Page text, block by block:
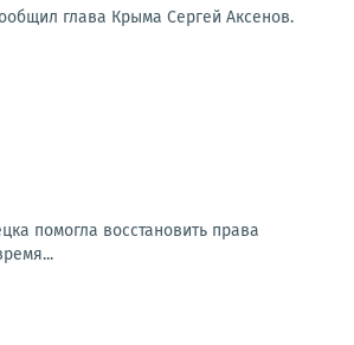
глава Крыма Сергей Аксенов.
помогла восстановить права